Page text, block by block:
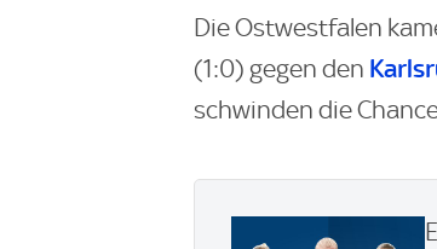
Die Ostwestfalen
(1:0) gegen den
schwinden die